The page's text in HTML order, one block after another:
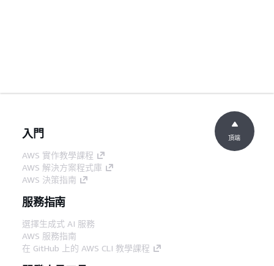
入門
AWS 實作教學課程
AWS 解決方案程式庫
AWS 決策指南
服務指南
選擇生成式 AI 服務
AWS 服務指南
在 GitHub 上的 AWS CLI 教學課程
頂端